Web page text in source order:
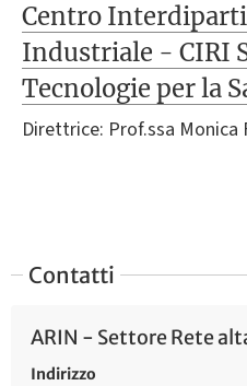
Centro
Industriale - CIRI
Tecnologie per la
Direttrice: Prof.ssa Monica
Contatti
ARIN - Settore Rete
Indirizzo